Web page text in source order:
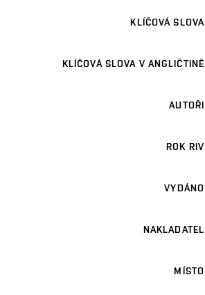
KLÍČOVÁ SLOVA
KLÍČOVÁ SLOVA V ANGLIČTINĚ
AUTOŘI
ROK RIV
VYDÁNO
NAKLADATEL
MÍSTO